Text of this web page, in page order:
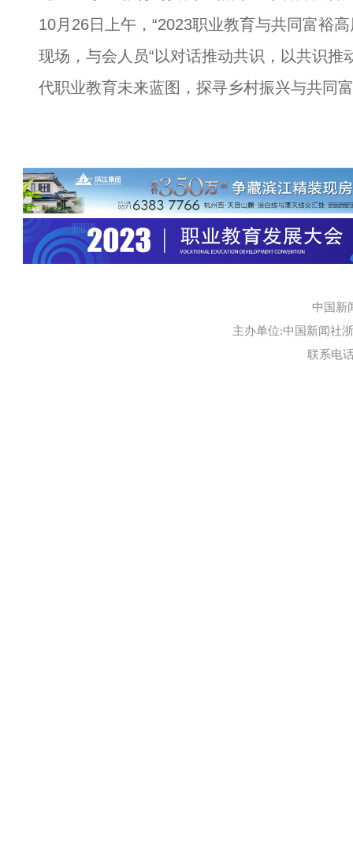
10月26日上午，“2023职业教育与共同富裕
现场，与会人员“以对话推动共识，以共识推
代职业教育未来蓝图，探寻乡村振兴与共同
中国新
主办单位:中国新闻社
联系电